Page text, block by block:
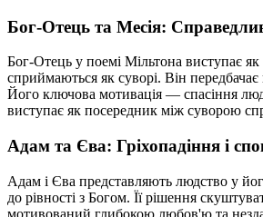
Бог-Отець та Месія:
Бог-Отець у поемі Мільтона виступає
сприймаються як суворі. Він
Його ключова мотивація — спасіння
виступає як посередник між суворою
Адам та Єва: Гріхопадіння і
Адам і Єва представляють людство у
до рівності з Богом. Її рішення
мотивований глибокою любов'ю та